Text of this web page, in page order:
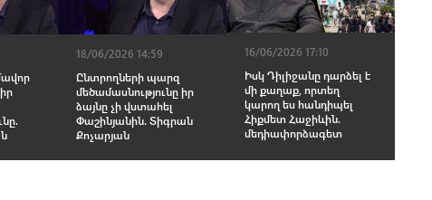
18/06/2026 14:59
Ընտրողների պարզ
մեծամասնությունը իր
ձայնը չի վստահել
Փաշինյանին. Տիգրան
Քոչարյան
16/06/2026 17:10
Իսկ Դիլիջանը դարձել է
մի քաղաք, որտեղ
կարող ես հանդիպել
Հիքմետ Հաջիևին.
մեդիափորձագետ